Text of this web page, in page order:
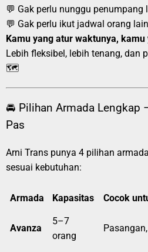
💬 Gak perlu nunggu penumpang
💬 Gak perlu ikut jadwal orang
Kamu yang atur waktunya,
Lebih fleksibel, lebih tenang, dan
🗺️
🚘 Pilihan Armada Lengkap
Pas
Arni Trans punya 4 pilihan
sesuai kebutuhan:
Armada Kapasitas Cocok
Avanza
5–7
orang